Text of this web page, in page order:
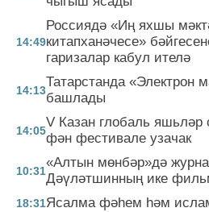
14:49
Россиядә «Иң яхшы
китапханәчесе»
гаризалар кабул ителә
14:13
Татарстанда «Электрон
башлады
14:05
V Казан глобаль
фән фестивале узачак
10:31
«Алтын мөнбәр»дә
Дәүләтшинның ике
18:31Ясалма фәһем һәм